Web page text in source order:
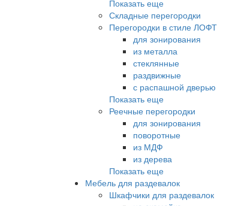
Показать еще
Складные перегородки
Перегородки в стиле ЛОФТ
для зонирования
из металла
стеклянные
раздвижные
с распашной дверью
Показать еще
Реечные перегородки
для зонирования
поворотные
из МДФ
из дерева
Показать еще
Мебель для раздевалок
Шкафчики для раздевалок